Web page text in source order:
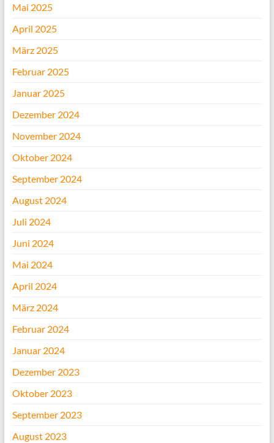
Mai 2025
April 2025
März 2025
Februar 2025
Januar 2025
Dezember 2024
November 2024
Oktober 2024
September 2024
August 2024
Juli 2024
Juni 2024
Mai 2024
April 2024
März 2024
Februar 2024
Januar 2024
Dezember 2023
Oktober 2023
September 2023
August 2023